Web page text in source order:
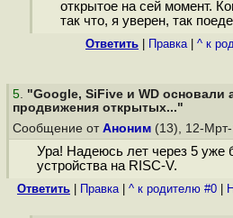
открытое на сей момент.
так что, я уверен, так
Ответить Правка| ^ к
5. "Google, SiFive и WD основали
продвижения открытых..."
Сообщение от Аноним (13), 12-
Ура! Надеюсь лет через 5 уже
устройства на RISC-V.
Ответить Правка| ^ к родителю #0